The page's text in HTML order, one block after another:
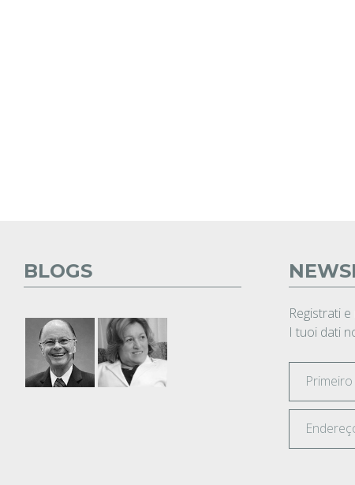
BLOGS
Registrati
I tuoi dati